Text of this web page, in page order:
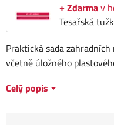
+ Zdarmav
Tesařská
Praktická sada
včetně úložného
Celý popis